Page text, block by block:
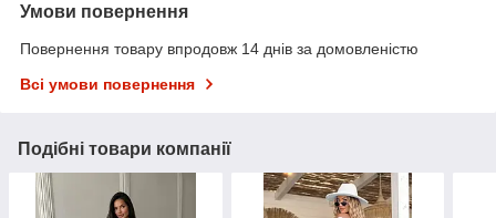
Умови повернення
Повернення товару впродовж 14 днів за домовленістю
Всі умови повернення
Подібні товари компанії